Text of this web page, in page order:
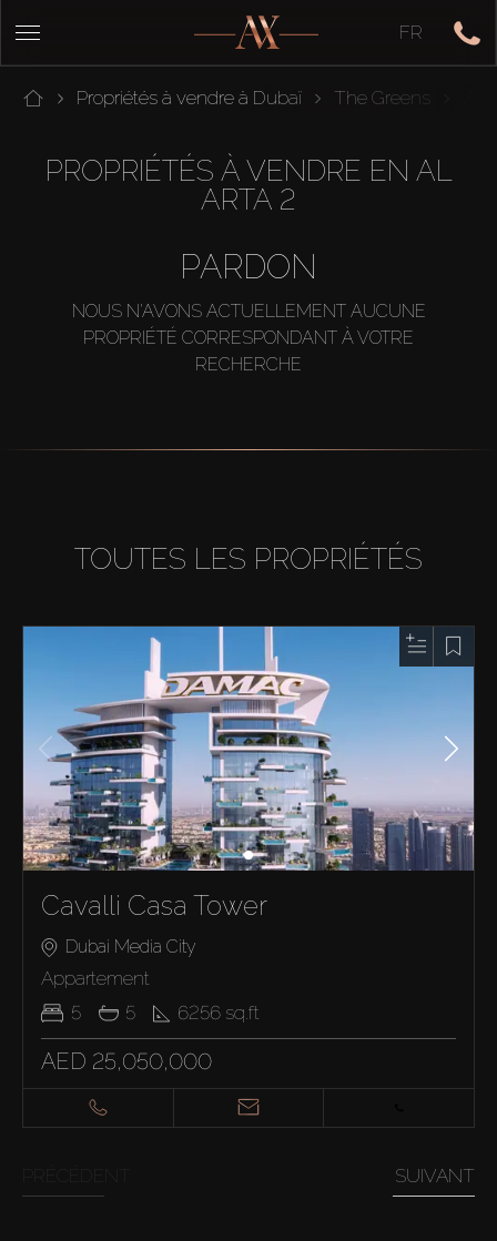
FR
Propriétés à vendre à Dubaï The Greens
PROPRIÉTÉS À VENDRE EN AL
ARTA 2
PARDON
NOUS N'AVONS ACTUELLEMENT AUCUNE
PROPRIÉTÉ CORRESPONDANT À VOTRE
RECHERCHE
TOUTES LES PROPRIÉTÉS
Cavalli Casa Tower
Dubai Media City
Appartement
5
5 6256 sq.ft
AED 25,050,000
SUIVANT